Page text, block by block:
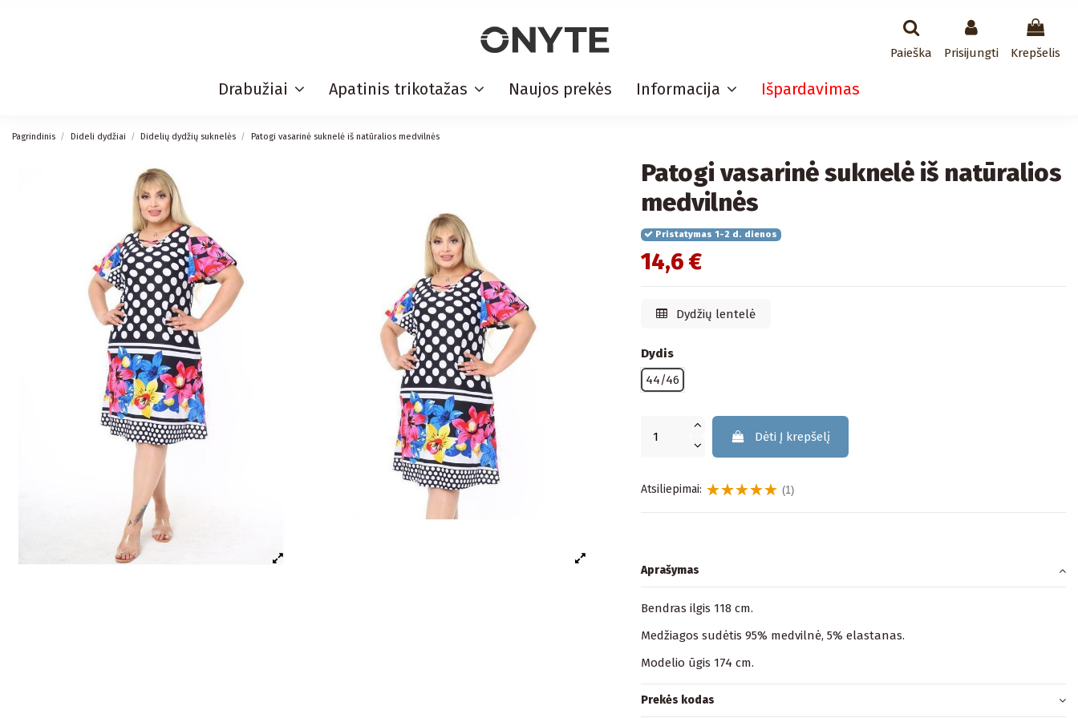
Paieška Prisijungti Krepšelis
Drabužiai Apatinis trikotažas Naujos prekės Informacija Išpardavimas
Pagrindinis Dideli dydžiai Didelių dydžių suknelės Patogi vasarinė suknelė iš natūralios medvilnės
Patogi vasarinė suknelė iš natūralios
medvilnės
Pristatymas 1-2 d. dienos
14,6 €
Dydžių lentelė
Dydis
44/46
Dėti Į krepšelį
Atsiliepimai: (1)
Aprašymas
Bendras ilgis 118 cm.
Medžiagos sudėtis 95% medvilnė, 5% elastanas.
Modelio ūgis 174 cm.
Prekės kodas